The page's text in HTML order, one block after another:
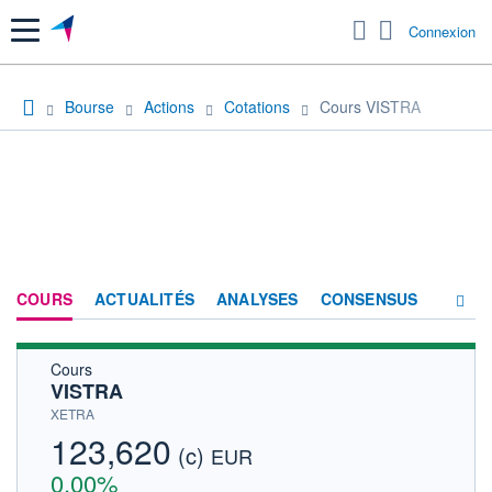
Menu Connexion
Bourse Actions Cotations Cours VISTRA
COURS ACTUALITÉS ANALYSES CONSENSUS
ACTIONNAIRES
Cours
VISTRA
XETRA
123,620 (c) EUR
0,00%